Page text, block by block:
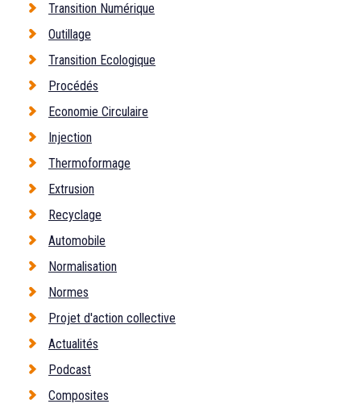
Transition Numérique
Outillage
Transition Ecologique
Procédés
Economie Circulaire
Injection
Thermoformage
Extrusion
Recyclage
Automobile
Normalisation
Normes
Projet d'action collective
Actualités
Podcast
Composites